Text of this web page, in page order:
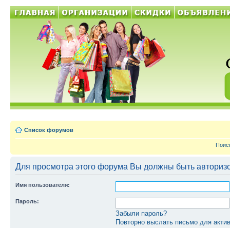
Список форумов
Для просмотра этого форума Вы должны быть
Имя пользователя:
Пароль:
Забыли пароль?
Повторно выслать письмо для